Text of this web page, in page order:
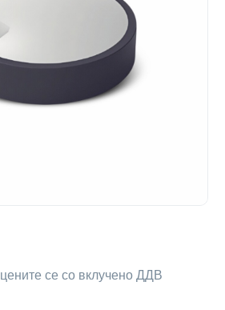
цените се со вклучено ДДВ